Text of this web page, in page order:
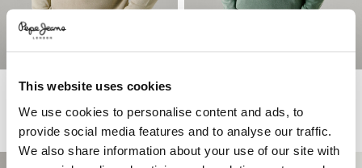
This website uses cookies
We use cookies to personalise content and ads, to
provide social media features and to analyse our traffic.
We also share information about your use of our site with
Pullover Piqué Rundausschnitt
69€
-50%
34,50€
-50%